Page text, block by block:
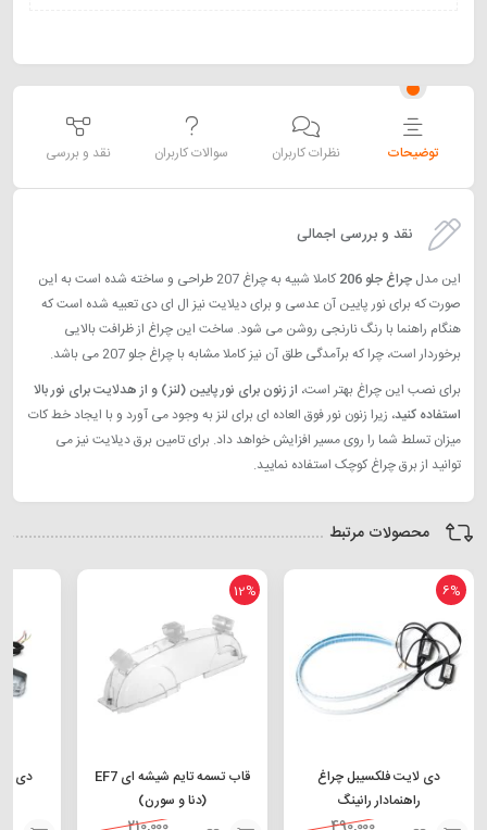
توضیحات نظرات کاربران سوالات کاربران نقد و بررسی
نقد و بررسی اجمالی
این مدل چراغ جلو 206
کاملا شبیه به چراغ 207 طراحی و ساخته شده است به این
صورت که برای نور پایین آن عدسی و برای دیلایت نیز ال ای دی تعبیه شده است که
هنگام راهنما با رنگ نارنجی روشن می شود. ساخت این چراغ از ظرافت بالایی
برخوردار است، چرا که برآمدگی طلق آن نیز کاملا مشابه با چراغ جلو 207 می باشد.
برای نصب این چراغ بهتر است، از زنون برای نور پایین (لنز) و از هدلایت برای نور بالا
استفاده کنید، زیرا زنون نور فوق العاده ای برای لنز به وجود می آورد و با ایجاد خط کات
میزان تسلط شما را روی مسیر افزایش خواهد داد. برای تامین برق دیلایت نیز می
توانید از برق چراغ کوچک استفاده نمایید.
محصولات مرتبط
6%
دی لایت فلکسیبل چراغ
راهنمادار رانینگ
12%
قاب تسمه تایم شیشه ای EF7
(دنا و سورن)
دی لایت 6 لنزی